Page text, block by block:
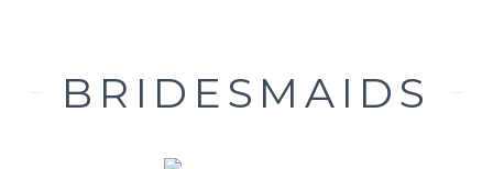
BRIDESMAIDS